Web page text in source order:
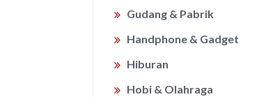
Gudang & Pabrik
Handphone & Gadget
Hiburan
Hobi & Olahraga